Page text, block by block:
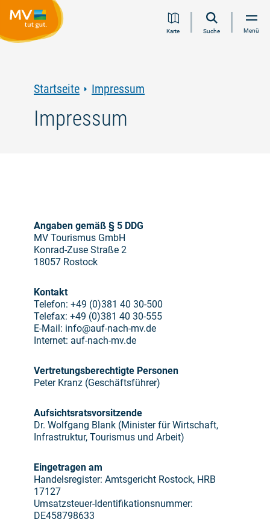
Inhalt
Navigation
Volltextsuche
FooterKarte Suche Menü
Startseite Impressum
Impressum
Angaben gemäß § 5 DDG
MV Tourismus GmbH
Konrad-Zuse Straße 2
18057 Rostock
Kontakt
Telefon: +49 (0)381 40 30-500
Telefax: +49 (0)381 40 30-555
E-Mail: info@auf-nach-mv.de
Internet: auf-nach-mv.de
Vertretungsberechtigte Personen
Peter Kranz (Geschäftsführer)
Aufsichtsratsvorsitzende
Dr. Wolfgang Blank (Minister für Wirtschaft,
Infrastruktur, Tourismus und Arbeit)
Eingetragen am
Handelsregister: Amtsgericht Rostock, HRB
17127
Umsatzsteuer-Identifikationsnummer:
DE458798633